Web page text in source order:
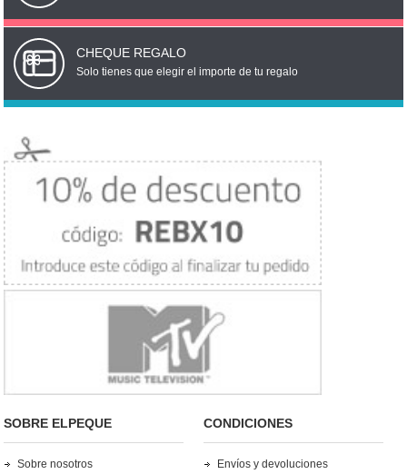
CHEQUE REGALO
Solo tienes que elegir el importe de tu regalo
SOBRE ELPEQUE
Sobre nosotros
CONDICIONES
Envíos y devoluciones